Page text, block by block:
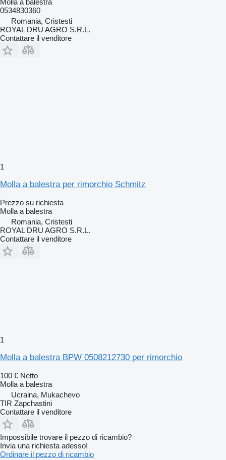
Molla a balestra
0534830360
Romania, Cristesti
ROYAL DRU AGRO S.R.L.
Contattare il venditore
1
Molla a balestra per rimorchio Schmitz
Prezzo su richiesta
Molla a balestra
Romania, Cristesti
ROYAL DRU AGRO S.R.L.
Contattare il venditore
1
Molla a balestra BPW 0508212730 per rimorchio
100 € Netto
Molla a balestra
Ucraina, Mukachevo
TIR Zapchastini
Contattare il venditore
Impossibile trovare il pezzo di ricambio?
Invia una richiesta adesso!
Ordinare il pezzo di ricambio